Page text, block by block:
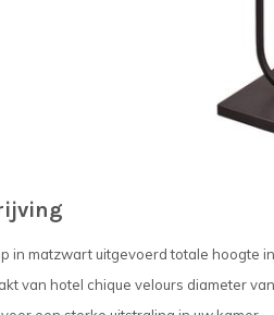
in matzwart uitgevoerd totale hoogte
van hotel chique velours diameter